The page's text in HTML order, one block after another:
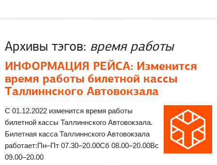
Архивы тэгов: время работы
ИНФОРМАЦИЯ РЕЙСА: Изменится
время работы билетной кассы
Таллиннского Автовокзала
С 01.12.2022 изменится время работы
билетной кассы Таллиннского Автовокзала.
Билетная касса Таллиннского Автовокзала
работает:Пн–Пт 07.30–20.00Сб 08.00–20.00Вс
09.00–20.00